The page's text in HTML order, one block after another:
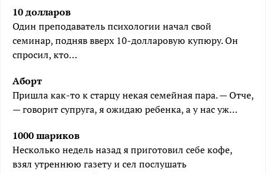
10 долларов
Один преподаватель психологии начал свой
семинар, подняв вверх 10-долларовую купюру. Он
спросил, кто…
Аборт
Пришла как-то к старцу некая семейная пара. — Отче,
— говорит супруга, я ожидаю ребенка, а у нас уж…
1000 шариков
Несколько недель назад я приготовил себе кофе,
взял утреннюю газету и сел послушать